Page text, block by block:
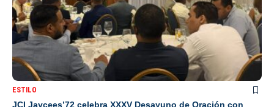
ESTILO
JCI Jaycees’72 celebra XXXV Desayuno de Oración con